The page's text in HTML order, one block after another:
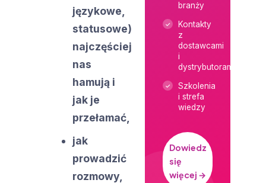
językowe,
statusowe)
najczęściej
nas
hamują i
jak je
przełamać,
jak
prowadzić
rozmowy,
branży
Kontakty
z
dostawcami
i
dystrybutorami
Szkolenia
i strefa
wiedzy
Dowiedz
się
więcej →